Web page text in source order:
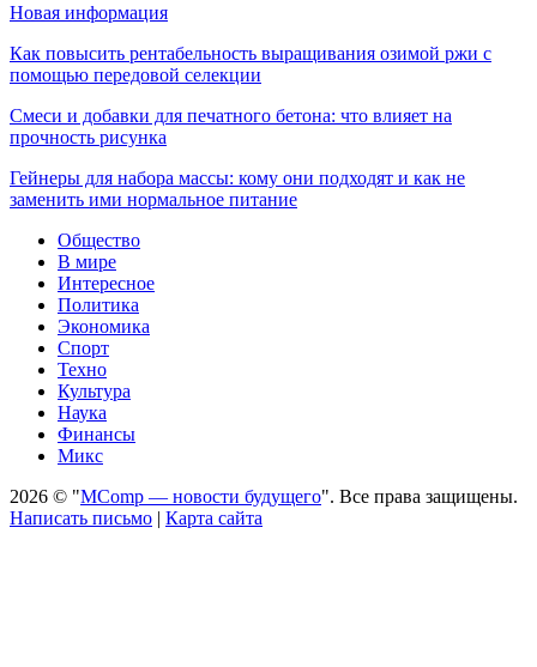
Новая информация
Как повысить рентабельность выращивания озимой ржи с
помощью передовой селекции
Смеси и добавки для печатного бетона: что влияет на
прочность рисунка
Гейнеры для набора массы: кому они подходят и как не
заменить ими нормальное питание
Общество
В мире
Интересное
Политика
Экономика
Спорт
Техно
Культура
Наука
Финансы
Микс
2026 © "MComp — новости будущего". Все права защищены.
Написать письмо | Карта сайта